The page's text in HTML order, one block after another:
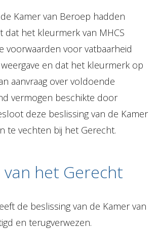
Kamer van Beroep hadden
dat het kleurmerk van MHCS
voorwaarden voor vatbaarheid
en dat het kleurmerk op
aanvraag over voldoende
vermogen beschikte door
deze beslissing van de Kamer
te vechten bij het Gerecht.
het Gerecht
de beslissing van de Kamer van
en terugverwezen.